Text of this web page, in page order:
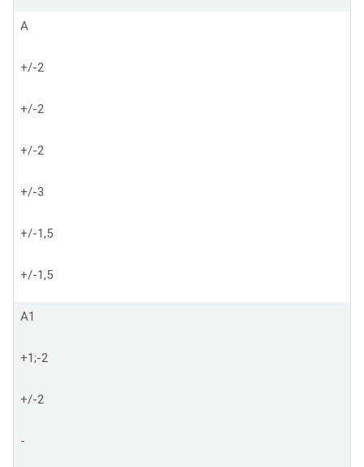
А
+/-2
+/-2
+/-2
+/-3
+/-1,5
+/-1,5
А1
+1;-2
+/-2
-